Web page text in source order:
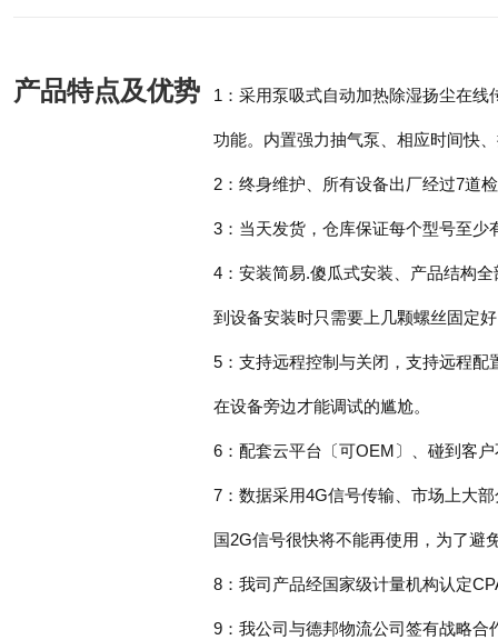
产品特点及优势 1：采用泵吸式自动加热除湿扬尘在
功能。内置强力抽气泵、相应时间快
2：终身维护、所有设备出厂经过7道
3：当天发货，仓库保证每个型号至
4：安装简易.傻瓜式安装、产品结构
到设备安装时只需要上几颗螺丝固定
5：支持远程控制与关闭，支持远程
在设备旁边才能调试的尴尬。
6：配套云平台〔可OEM〕、碰到客
7：数据采用4G信号传输、市场上大
国2G信号很快将不能再使用，为了避
8：我司产品经国家级计量机构认定
9：我公司与德邦物流公司签有战略